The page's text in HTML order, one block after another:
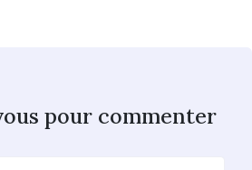
pour commenter